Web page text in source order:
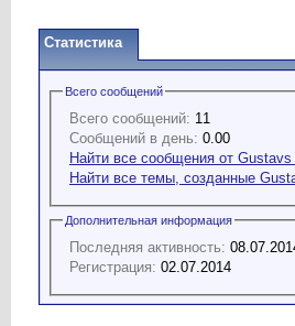
Статистика
Всего сообщений
Всего сообщений: 11
Сообщений в день: 0.00
Найти все сообщения от
Найти все темы, созданные
Дополнительная информация
Последняя активность:
Регистрация: 02.07.2014